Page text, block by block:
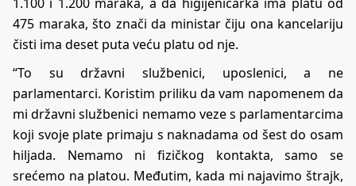
475 maraka, što znači da ministar čiju ona kancelariju
čisti ima deset puta veću platu od nje.
“To su državni službenici, uposlenici, a ne
parlamentarci. Koristim priliku da vam napomenem da
mi državni službenici nemamo veze s parlamentarcima
koji svoje plate primaju s naknadama od šest do osam
hiljada. Nemamo ni fizičkog kontakta, samo se
srećemo na platou. Međutim, kada mi najavimo štrajk,